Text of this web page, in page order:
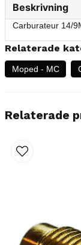
Beskrivning
Carburateur 14/
Relaterade
Moped - MC
Relaterade